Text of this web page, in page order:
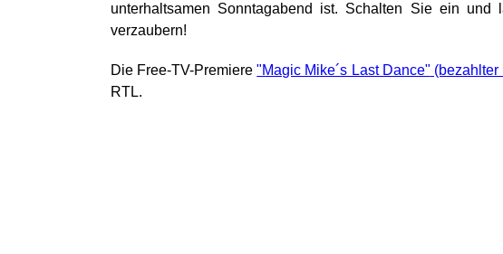
unterhaltsamen Sonntagabend ist. Schalten Sie ein
verzaubern!
Die Free-TV-Premiere"Magic Mike´s Last Dance"
RTL.